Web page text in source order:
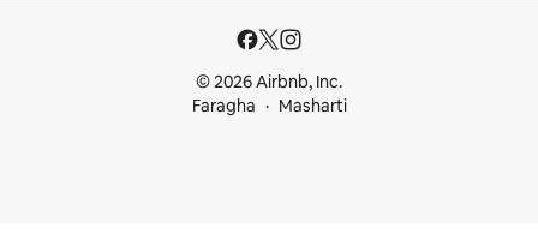
© 2026 Airbnb, Inc.
Faragha
Masharti